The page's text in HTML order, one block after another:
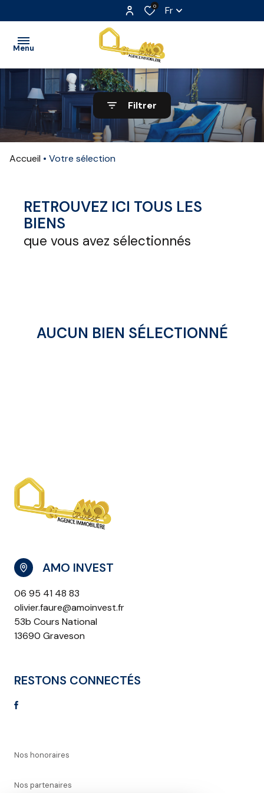
0 Fr
Menu
ACCUEIL
VENTE
LOCATION
EXTRANET
NOS
Filtrer
Accueil Votre sélection
RETROUVEZ ICI TOUS LES
BIENS
que vous avez sélectionnés
AUCUN BIEN SÉLECTIONNÉ
AMO INVEST
06 95 41 48 83
olivier.faure@amoinvest.fr
53b Cours National
13690 Graveson
RESTONS CONNECTÉS
Nos honoraires
Nos partenaires